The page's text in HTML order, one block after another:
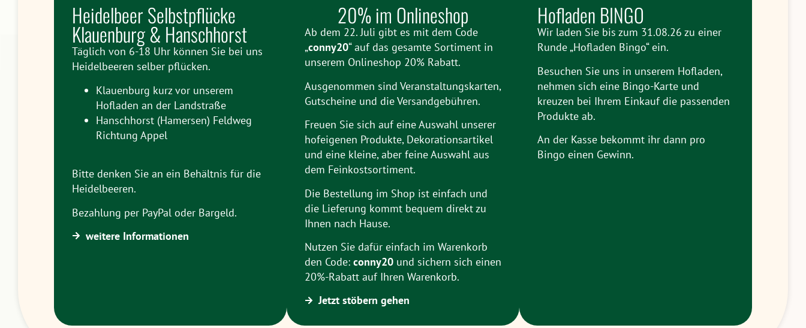
Heidelbeer Selbstpflücke
Klauenburg & Hanschhorst
Täglich von 6-18 Uhr können Sie bei uns
Heidelbeeren selber pflücken.
Klauenburg kurz vor unserem
Hofladen an der Landstraße
Hanschhorst (Hamersen) Feldweg
Richtung Appel
Bitte denken Sie an ein Behältnis für die
Heidelbeeren.
Bezahlung per PayPal oder Bargeld.
weitere Informationen
20% im Onlineshop
Ab dem 22. Juli gibt es mit dem Code
„conny20“ auf das gesamte Sortiment in
unserem Onlineshop 20% Rabatt.
Ausgenommen sind Veranstaltungskarten,
Gutscheine und die Versandgebühren.
Freuen Sie sich auf eine Auswahl unserer
hofeigenen Produkte, Dekorationsartikel
und eine kleine, aber feine Auswahl aus
dem Feinkostsortiment.
Die Bestellung im Shop ist einfach und
die Lieferung kommt bequem direkt zu
Ihnen nach Hause.
Nutzen Sie dafür einfach im Warenkorb
den Code: conny20 und sichern sich einen
20%-Rabatt auf Ihren Warenkorb.
Jetzt stöbern gehen
Hofladen BINGO
Wir laden Sie bis zum 31.08.26 zu einer
Runde „Hofladen Bingo“ ein.
Besuchen Sie uns in unserem Hofladen,
nehmen sich eine Bingo-Karte und
kreuzen bei Ihrem Einkauf die passenden
Produkte ab.
An der Kasse bekommt ihr dann pro
Bingo einen Gewinn.